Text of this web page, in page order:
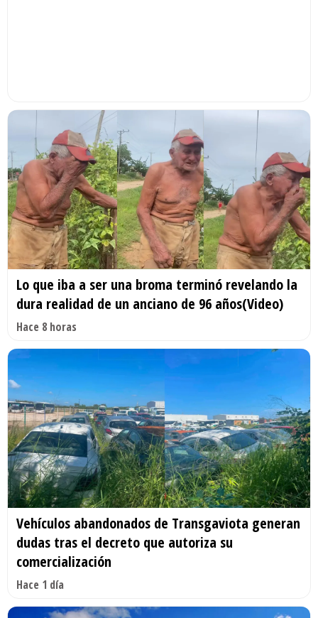
Lo que iba a ser una broma terminó revelando la
dura realidad de un anciano de 96 años(Video)
Hace 8 horas
Vehículos abandonados de Transgaviota generan
dudas tras el decreto que autoriza su
comercialización
Hace 1 día